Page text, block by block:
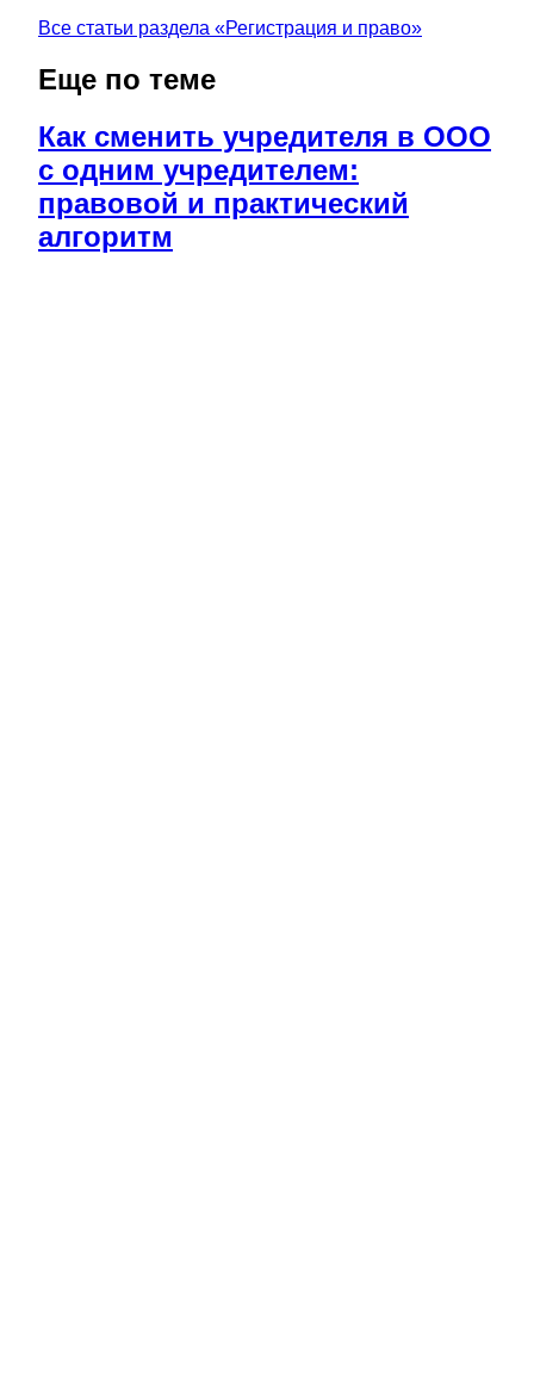
Все статьи раздела «Регистрация и право»
Еще по теме
Как сменить учредителя в ООО
с одним учредителем:
правовой и практический
алгоритм